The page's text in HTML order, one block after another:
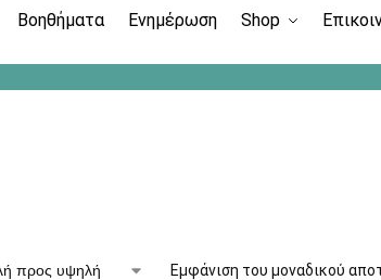
Βοηθήματα Ενημέρωση Shop
Εμφάνιση του μοναδικού